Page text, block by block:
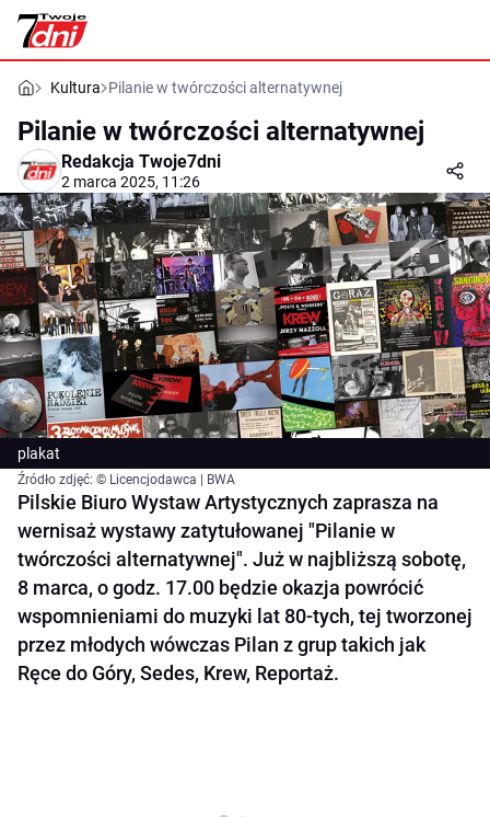
Kultura Pilanie w twórczości alternatywnej
Pilanie w twórczości alternatywnej
Redakcja Twoje7dni
2 marca 2025, 11:26
plakat
Źródło zdjęć: © Licencjodawca | BWA
Pilskie Biuro Wystaw Artystycznych zaprasza na
wernisaż wystawy zatytułowanej "Pilanie w
twórczości alternatywnej". Już w najbliższą sobotę,
8 marca, o godz. 17.00 będzie okazja powrócić
wspomnieniami do muzyki lat 80-tych, tej tworzonej
przez młodych wówczas Pilan z grup takich jak
Ręce do Góry, Sedes, Krew, Reportaż.